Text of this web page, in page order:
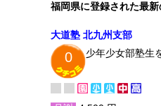
福岡県に登録された最
大道塾 北九州支部
0 少年少女部塾生